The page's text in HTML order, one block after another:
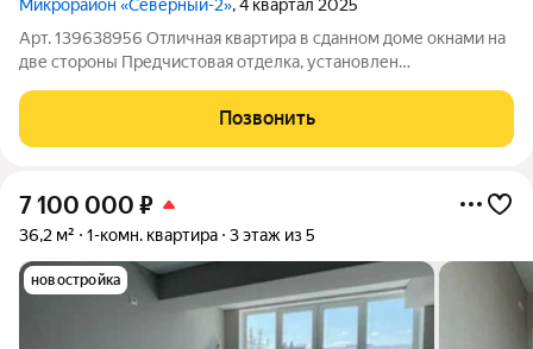
Микрорайон «Северный-2», 4 квартал 2025
Арт. 139638956 Отличная квартира в сданном доме окнами на
две стороны Предчистовая отделка, установлен
теплые полы, гипсовая штукатурка стен.cвeтлaя кухня, две
изолирoвaнные спальни cовмeщeнный caн
Позвонить
7 100 000 ₽
36,2 м² 1-комн. квартира 3 этаж из 5
новостройка